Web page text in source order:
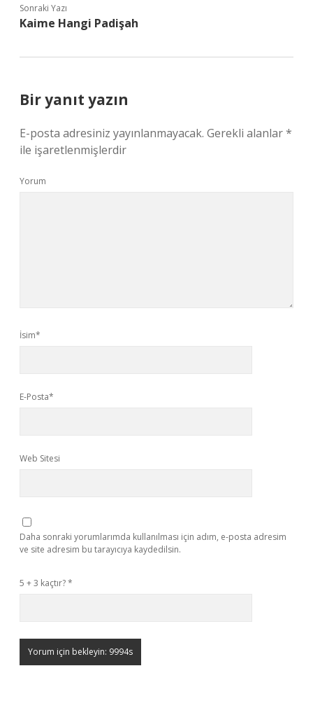
Sonraki Yazı
Kaime Hangi Padişah
Bir yanıt yazın
E-posta adresiniz yayınlanmayacak. Gerekli alanlar*
ile işaretlenmişlerdir
Yorum
İsim*
E-Posta*
Web Sitesi
Daha sonraki yorumlarımda kullanılması için adım, e-posta adresim
ve site adresim bu tarayıcıya kaydedilsin.
5 + 3 kaçtır?*